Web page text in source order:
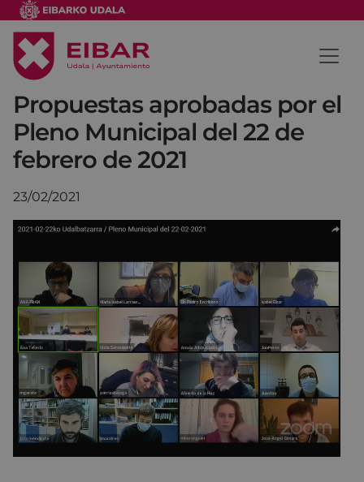
Propuestas aprobadas por el
Pleno Municipal del 22 de
febrero de 2021
23/02/2021